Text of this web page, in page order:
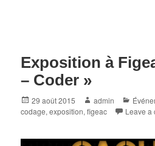
Exposition à
– Coder »
Posted
on
29 août 2015 Author
admin
codage,exposition,figeac Leave a